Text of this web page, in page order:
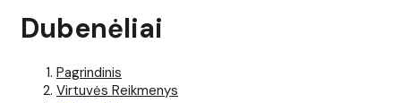
Dubenėliai
Pagrindinis
Virtuvės Reikmenys